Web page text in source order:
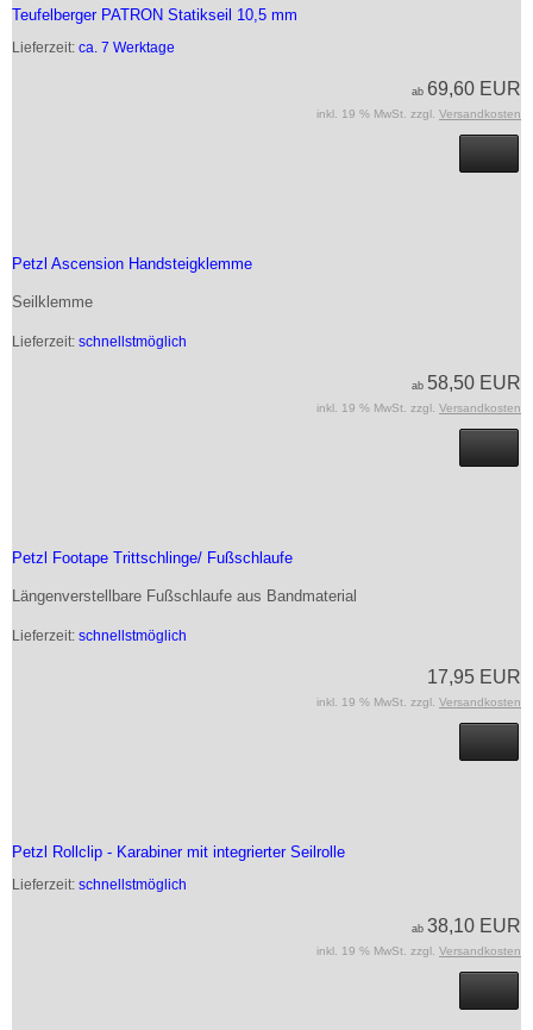
Teufelberger PATRON Statikseil 10,5 mm
Lieferzeit: ca. 7 Werktage
ab 69,60 EUR
inkl. 19 % MwSt. zzgl. Versandkosten
Petzl Ascension Handsteigklemme
Seilklemme
Lieferzeit: schnellstmöglich
ab 58,50 EUR
inkl. 19 % MwSt. zzgl. Versandkosten
Petzl Footape Trittschlinge/ Fußschlaufe
Längenverstellbare Fußschlaufe aus Bandmaterial
Lieferzeit: schnellstmöglich
17,95 EUR
inkl. 19 % MwSt. zzgl. Versandkosten
Petzl Rollclip - Karabiner mit integrierter Seilrolle
Lieferzeit: schnellstmöglich
ab 38,10 EUR
inkl. 19 % MwSt. zzgl. Versandkosten